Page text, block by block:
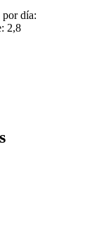
día:
2,8